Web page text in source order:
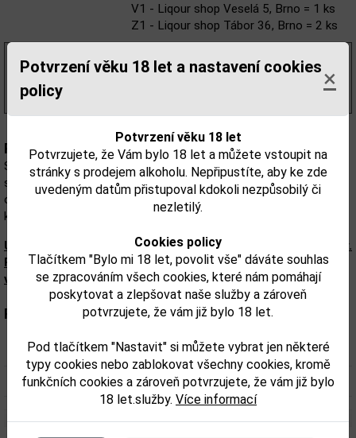
Potvrzení věku 18 let a nastavení cookies
policy
×
Potvrzení věku 18 let
Potvrzujete, že Vám bylo 18 let a můžete vstoupit na
stránky s prodejem alkoholu. Nepřipustíte, aby ke zde
uvedeným datům přistupoval kdokoli nezpůsobilý či
nezletilý.
Cookies policy
Tlačítkem "Bylo mi 18 let, povolit vše" dáváte souhlas
se zpracováním všech cookies, které nám pomáhají
poskytovat a zlepšovat naše služby a zároveň
potvrzujete, že vám již bylo 18 let.
Pod tlačítkem "Nastavit" si můžete vybrat jen některé
typy cookies nebo zablokovat všechny cookies, kromě
funkčních cookies a zároveň potvrzujete, že vám již bylo
18 let.služby. Více informací
V1 - Liqour shop Veselá 5, Brno = 1 ks
Z1 - Liqour shop Tábor 36, Brno = 2 ks
433,06 Kč bez DPH
524,00 Kč
(524,00 Kč/l)
Popis:
Sheridan´s Liqueur 15,5% je originální Irský likér produkovaný
společností Thomas Sheridan & Sons. Jeho unikatní balení
obsahuje dvě oddělené složky. První je naplněna tmavým likérem z
kávy a whisky, druhá obsahuje likér z mléčné bílé čokolády.
Upozorňujeme, že tento produkt může obsahovat alergeny.
Přesné složení a alergeny jsou k dispozici na obalu
výrobku. Zkontrolujte prosím před konzumací.
Parametry:
Obsah alkoholu obj. %: 15,5
Objem obalu (L): 1